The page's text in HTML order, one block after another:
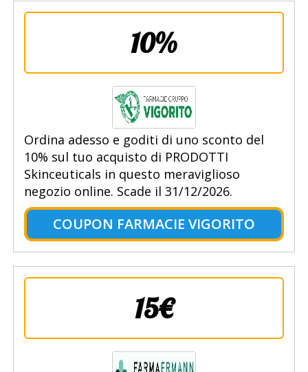
10%
Ordina adesso e goditi di uno sconto del
10% sul tuo acquisto di PRODOTTI
Skinceuticals in questo meraviglioso
negozio online. Scade il 31/12/2026.
COUPON FARMACIE VIGORITO
15€